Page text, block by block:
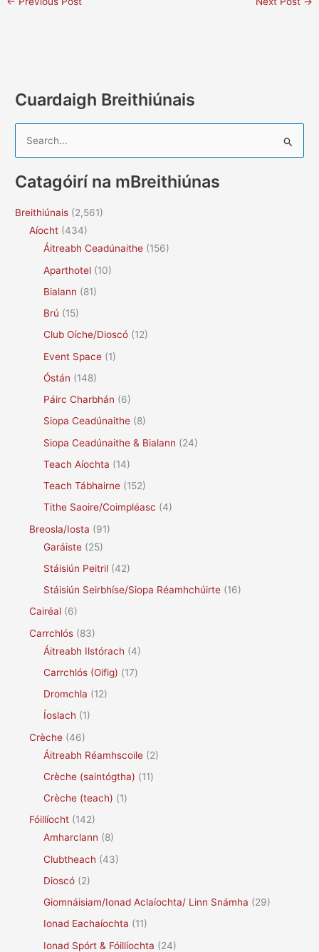
Cuardaigh Breithiúnais
r
c
Catagóirí na mBreithiúnas
Breithiúnais (2,561)
Aíocht (434)
Áitreabh Ceadúnaithe (156)
Aparthotel (10)
Bialann (81)
Brú (15)
Club Oíche/Dioscó (12)
Event Space (1)
Óstán (148)
Páirc Charbhán (6)
Siopa Ceadúnaithe (8)
Siopa Ceadúnaithe & Bialann (24)
Teach Aíochta (14)
Teach Tábhairne (152)
Tithe Saoire/Coimpléasc (4)
Breosla/Iosta (91)
Garáiste (25)
Stáisiún Peitril (42)
Stáisiún Seirbhíse/Siopa Réamhchúirte (16)
Cairéal (6)
Carrchlós (83)
Áitreabh Ilstórach (4)
Carrchlós (Oifig) (17)
Dromchla (12)
Íoslach (1)
Crèche (46)
Áitreabh Réamhscoile (2)
Crèche (saintógtha) (11)
Crèche (teach) (1)
Fóillíocht (142)
Amharclann (8)
Clubtheach (43)
Dioscó (2)
Giomnáisiam/Ionad Aclaíochta/ Linn Snámha (29)
Ionad Eachaíochta (11)
Ionad Spórt & Fóillíochta (24)